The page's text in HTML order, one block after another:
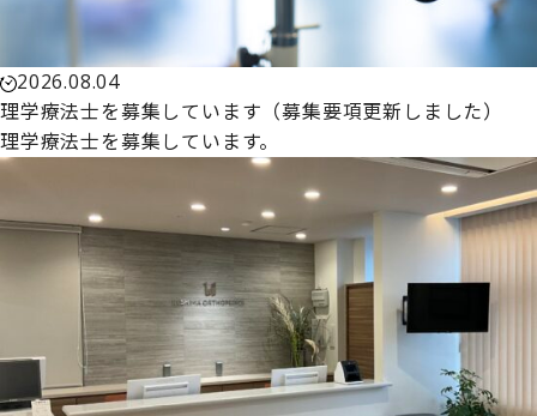
2026.08.04
理学療法士を募集しています（募集要項更新しました）
理学療法士を募集しています。